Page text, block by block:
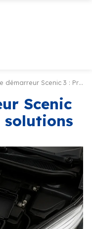
Fusible démarreur Scenic 3 : Problèmes et solutions
Scenic
solutions